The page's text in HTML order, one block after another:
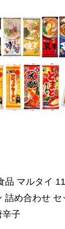
品 マルタイ
詰め合わせ セ
辛子